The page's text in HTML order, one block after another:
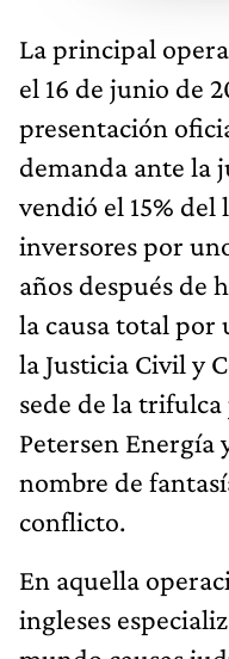
La principal
el 16 de junio de
presentación
demanda ante la
vendió el 15%
inversores por
años después de
la causa total por
la Justicia Civil y
sede de la
Petersen Energía
nombre de
conflicto.
En aquella
ingleses